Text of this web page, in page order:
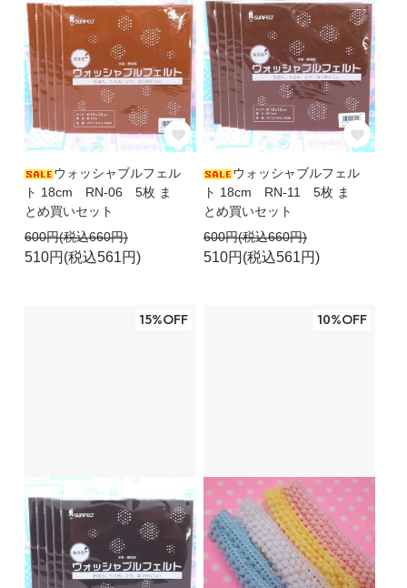
ウォッシャブルフェル
ト 18cm RN-06 5枚 ま
とめ買いセット
600円(税込660円)
510円(税込561円)
ウォッシャブルフェル
ト 18cm RN-11 5枚 ま
とめ買いセット
600円(税込660円)
510円(税込561円)
15%OFF 10%OFF